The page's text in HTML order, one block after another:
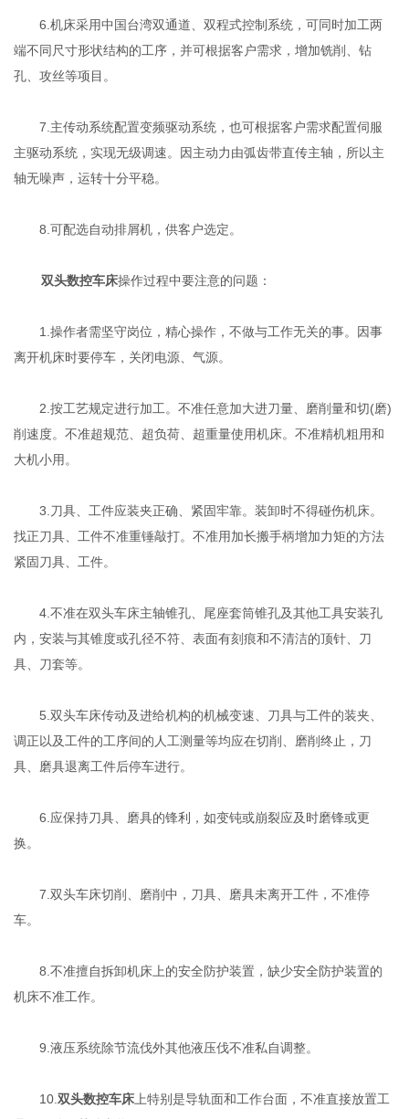
6.机床采用中国台湾双通道、双程式控制系统，可同时加工两
端不同尺寸形状结构的工序，并可根据客户需求，增加铣削、钻
孔、攻丝等项目。
7.主传动系统配置变频驱动系统，也可根据客户需求配置伺服
主驱动系统，实现无级调速。因主动力由弧齿带直传主轴，所以主
轴无噪声，运转十分平稳。
8.可配选自动排屑机，供客户选定。
双头数控车床操作过程中要注意的问题：
1.操作者需坚守岗位，精心操作，不做与工作无关的事。因事
离开机床时要停车，关闭电源、气源。
2.按工艺规定进行加工。不准任意加大进刀量、磨削量和切(磨)
削速度。不准超规范、超负荷、超重量使用机床。不准精机粗用和
大机小用。
3.刀具、工件应装夹正确、紧固牢靠。装卸时不得碰伤机床。
找正刀具、工件不准重锤敲打。不准用加长搬手柄增加力矩的方法
紧固刀具、工件。
4.不准在双头车床主轴锥孔、尾座套筒锥孔及其他工具安装孔
内，安装与其锥度或孔径不符、表面有刻痕和不清洁的顶针、刀
具、刀套等。
5.双头车床传动及进给机构的机械变速、刀具与工件的装夹、
调正以及工件的工序间的人工测量等均应在切削、磨削终止，刀
具、磨具退离工件后停车进行。
6.应保持刀具、磨具的锋利，如变钝或崩裂应及时磨锋或更
换。
7.双头车床切削、磨削中，刀具、磨具未离开工件，不准停
车。
8.不准擅自拆卸机床上的安全防护装置，缺少安全防护装置的
机床不准工作。
9.液压系统除节流伐外其他液压伐不准私自调整。
10.双头数控车床 上特别是导轨面和工作台面，不准直接放置工